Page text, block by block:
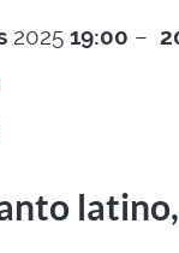
2025 19:00 –